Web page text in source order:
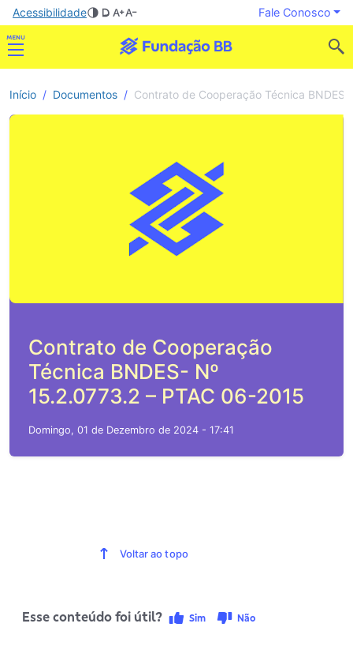
Acessibilidade Fale Conosco
Início Documentos Contrato de Cooperação Técnica
Contrato de Cooperação
Técnica BNDES- Nº
15.2.0773.2 – PTAC 06-2015
Domingo, 01 de Dezembro de 2024 - 17:41
Voltar ao topo
Esse conteúdo foi útil? Sim Não